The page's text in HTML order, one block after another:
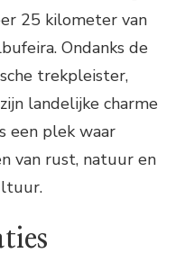
25 kilometer van
Ondanks de
trekpleister,
landelijke charme
een plek waar
van rust, natuur en